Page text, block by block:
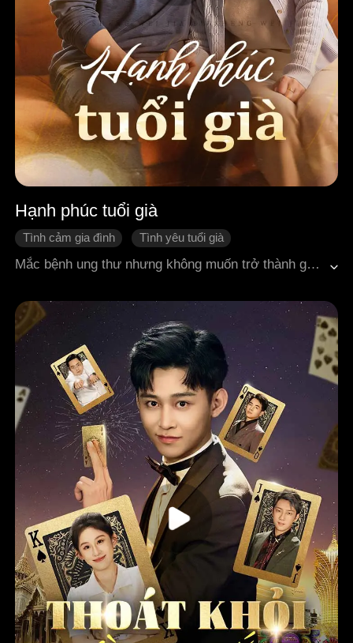
Hạnh phúc tuổi già
Tình cảm gia đình
Tình yêu tuổi già
Che giấu thân phận
Đoạn tuyệt quan hệ Tổng tài
Mắc bệnh ung thư nhưng không muốn trở thành gánh nặng cho gia đình, Lý Thanh Hà đã âm thầm giấu kín bệnh tình. Mỗi ngày, bà tận tụy làm lụng như người ở trong nhà con trai Lưu Hạo, hết lòng chăm sóc con cháu mà không một lời than vãn. Khi lấy hết can đảm để tái hôn với Châu Minh, người đã thầm yêu bà suốt ba mươi năm, bà lại vấp phải sự phản đối quyết liệt từ con trai và con dâu. Không những vậy, họ còn nhiều lần làm khó, thậm chí công khai sỉ nhục bà đến mức bà ho ra máu và ngất xỉu ngay tại chỗ. Biến cố nối tiếp xảy ra khi thân phận thật của Châu Minh được hé lộ: ông chính là người sáng lập một tập đoàn trị giá hàng chục tỷ. Đối mặt với hàng loạt hành vi vô tình và ích kỷ của con trai như lừa tiền bảo hiểm, ép hôn vì lợi ích cá nhân và nhiều chuyện quá đáng khác, Lý Thanh Hà hoàn toàn thất vọng và quyết định sống cho chính mình lần đầu tiên trong đời. Cuối cùng, ca phẫu thuật của bà thành công tốt đẹp. Sau bao sóng gió, Lý Thanh Hà và Châu Minh nắm tay nhau bước vào những năm tháng tuổi già bình yên, hạnh phúc.